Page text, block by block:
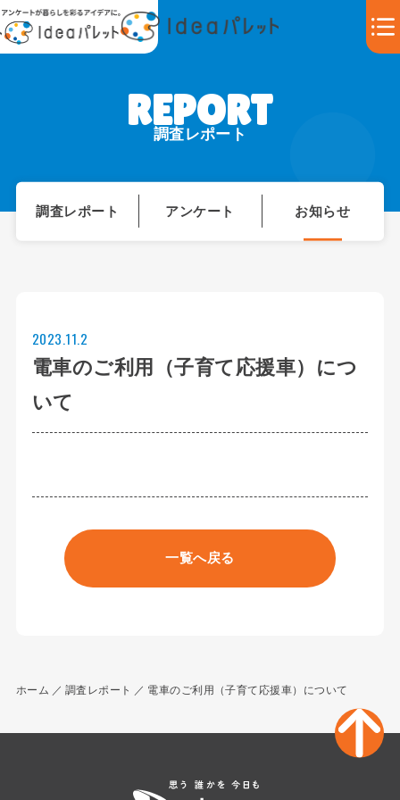
調査レポート
調査レポート アンケート お知らせ
電車のご利用（子育て応援車）につ
いて
2023.11.2
一覧へ戻る
ホーム 調査レポート 電車のご利用（子育て応援車）について